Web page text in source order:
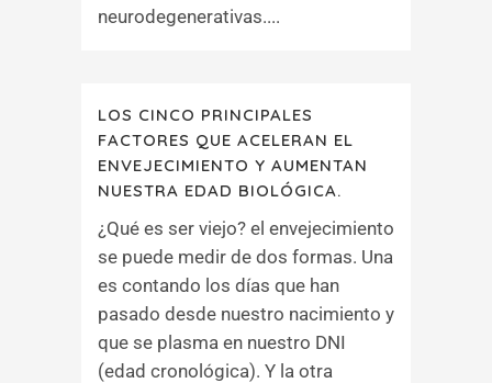
neurodegenerativas....
LOS CINCO PRINCIPALES
FACTORES QUE ACELERAN EL
ENVEJECIMIENTO Y AUMENTAN
NUESTRA EDAD BIOLÓGICA.
¿Qué es ser viejo? el envejecimiento
se puede medir de dos formas. Una
es contando los días que han
pasado desde nuestro nacimiento y
que se plasma en nuestro DNI
(edad cronológica). Y la otra